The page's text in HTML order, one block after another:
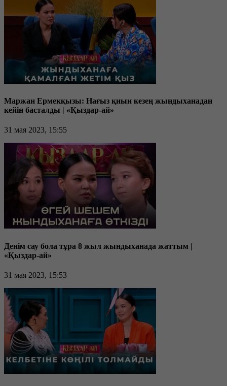
Маржан Ермекқызы: Нағыз қиын кезең жындыханадан
кейін басталды | «Қыздар-ай»
31 мая 2023, 15:55
Денім сау бола тұра 8 жыл жындыханада жаттым |
«Қыздар-ай»
31 мая 2023, 15:53